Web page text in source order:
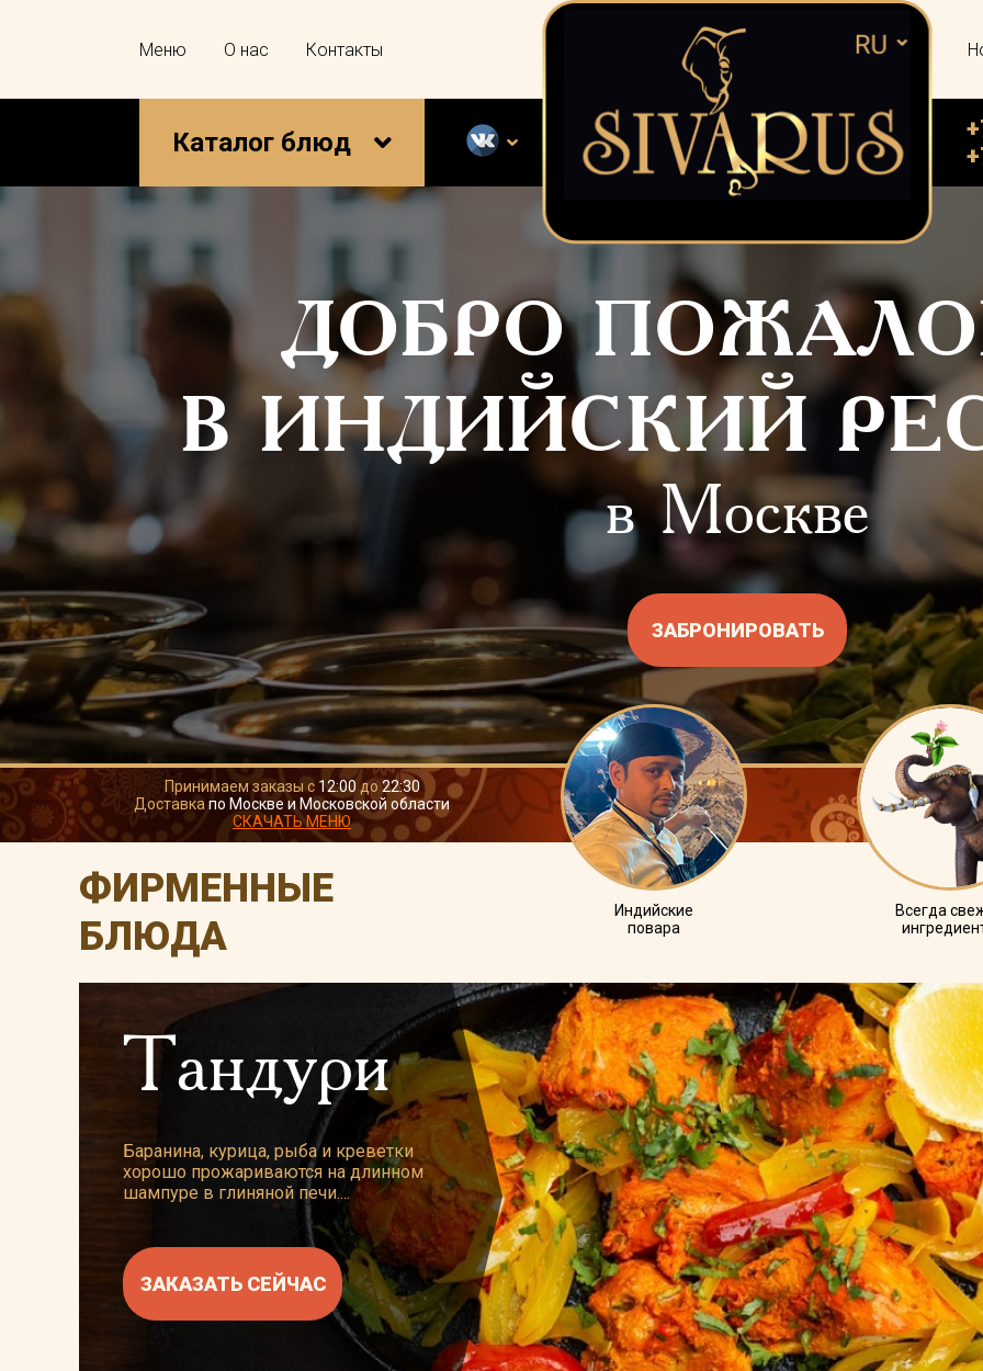
Меню О нас Контакты
Каталог блюд
ДОБРО
В ИНДИЙСКИЙ
в Москве
ЗАБРОНИРОВАТЬ
Принимаем заказы с 12:00 до22:30
Доставкапо Москве и Московской области
СКАЧАТЬ МЕНЮ
Индийские
повара
Всегда
ФИРМЕННЫЕ
БЛЮДА
Tандури
Баранина, курица, рыба и креветки
хорошо прожариваются на длинном
шампуре в глиняной печи....
ЗАКАЗАТЬ СЕЙЧАС